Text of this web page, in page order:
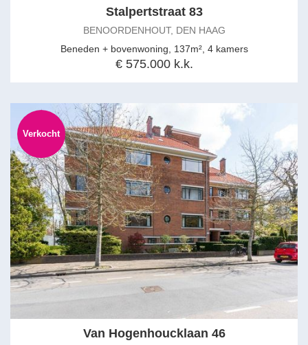
Stalpertstraat 83
BENOORDENHOUT, DEN HAAG
Beneden + bovenwoning, 137m², 4 kamers
€ 575.000 k.k.
Verkocht
Van Hogenhoucklaan 46